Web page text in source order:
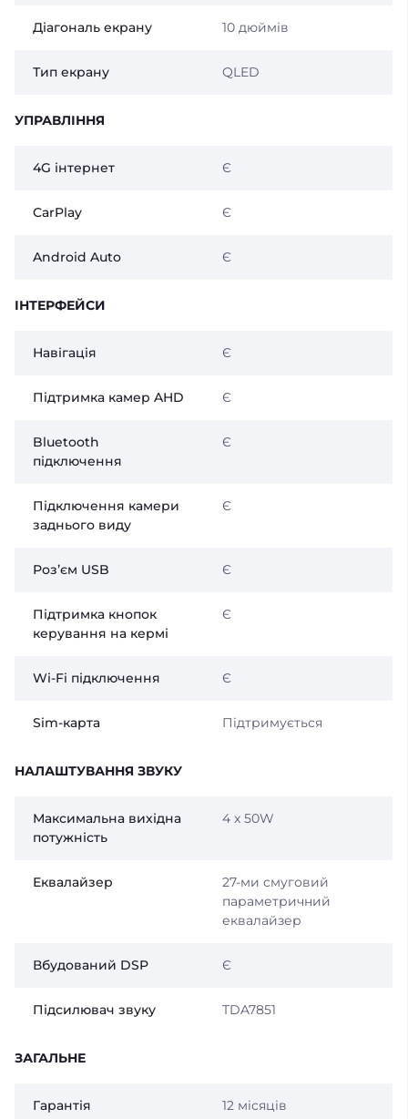
Діагональ екрану 10 дюймів
Тип екрану QLED
УПРАВЛІННЯ
4G інтернет Є
CarPlay Є
Android Auto Є
ІНТЕРФЕЙСИ
Навігація Є
Підтримка камер AHD Є
Bluetooth
підключення
Є
Підключення камери
заднього виду
Є
Розʼєм USB Є
Підтримка кнопок
керування на кермі
Є
Wi-Fi підключення Є
Sim-карта Підтримується
НАЛАШТУВАННЯ ЗВУКУ
Максимальна вихідна
потужність
4 x 50W
Еквалайзер
27-ми смуговий
параметричний
еквалайзер
Вбудований DSP Є
Підсилювач звуку TDA7851
ЗАГАЛЬНЕ
Гарантія 12 місяців